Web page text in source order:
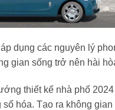
dụng các nguyên lý
gian sống trở nên hài
thiết kế nhà phố
hóa. Tạo ra không